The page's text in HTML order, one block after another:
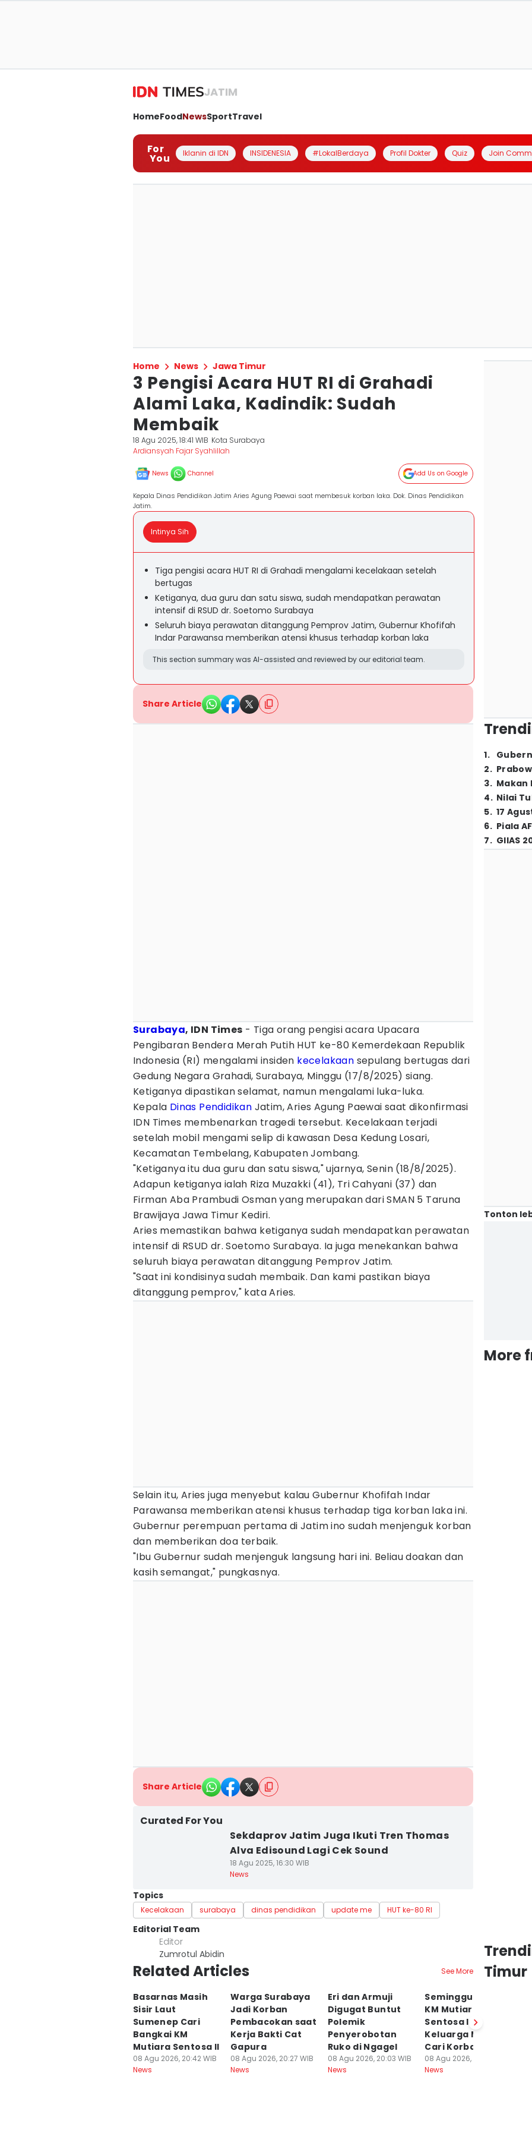
JATIM
HomeFoodNewsSportTravel
For
You Iklanin di IDN INSIDENESIA #LokalBerdaya Profil Dokter Quiz Join
Home News Jawa Timur
3 Pengisi Acara HUT RI di Grahadi
Alami Laka, Kadindik: Sudah
Membaik
18 Agu 2025, 18:41 WIB Kota Surabaya
Ardiansyah Fajar Syahlillah
News Channel Add Us on Google
Kepala Dinas Pendidikan Jatim Aries Agung Paewai saat membesuk korban laka. Dok. Dinas Pendidikan
Jatim.
Intinya Sih
Tiga pengisi acara HUT RI di Grahadi mengalami kecelakaan setelah
bertugas
Ketiganya, dua guru dan satu siswa, sudah mendapatkan perawatan
intensif di RSUD dr. Soetomo Surabaya
Seluruh biaya perawatan ditanggung Pemprov Jatim, Gubernur Khofifah
Indar Parawansa memberikan atensi khusus terhadap korban laka
This section summary was AI-assisted and reviewed by our editorial team.
Share Article
Surabaya, IDN Times - Tiga orang pengisi acara Upacara
Pengibaran Bendera Merah Putih HUT ke-80 Kemerdekaan Republik
Indonesia (RI) mengalami insiden kecelakaan sepulang bertugas dari
Gedung Negara Grahadi, Surabaya, Minggu (17/8/2025) siang.
Ketiganya dipastikan selamat, namun mengalami luka-luka.
Kepala Dinas Pendidikan Jatim, Aries Agung Paewai saat dikonfirmasi
IDN Times membenarkan tragedi tersebut. Kecelakaan terjadi
setelah mobil mengami selip di kawasan Desa Kedung Losari,
Kecamatan Tembelang, Kabupaten Jombang.
"Ketiganya itu dua guru dan satu siswa," ujarnya, Senin (18/8/2025).
Adapun ketiganya ialah Riza Muzakki (41), Tri Cahyani (37) dan
Firman Aba Prambudi Osman yang merupakan dari SMAN 5 Taruna
Brawijaya Jawa Timur Kediri.
Aries memastikan bahwa ketiganya sudah mendapatkan perawatan
intensif di RSUD dr. Soetomo Surabaya. Ia juga menekankan bahwa
seluruh biaya perawatan ditanggung Pemprov Jatim.
"Saat ini kondisinya sudah membaik. Dan kami pastikan biaya
ditanggung pemprov," kata Aries.
Selain itu, Aries juga menyebut kalau Gubernur Khofifah Indar
Parawansa memberikan atensi khusus terhadap tiga korban laka ini.
Gubernur perempuan pertama di Jatim ino sudah menjenguk korban
dan memberikan doa terbaik.
"Ibu Gubernur sudah menjenguk langsung hari ini. Beliau doakan dan
kasih semangat," pungkasnya.
Share Article
Curated For You
Sekdaprov Jatim Juga Ikuti Tren Thomas
Alva Edisound Lagi Cek Sound
18 Agu 2025, 16:30 WIB
News
Topics
Kecelakaan surabaya dinas pendidikan update me HUT ke-80 RI
Editorial Team
Editor
Zumrotul Abidin
Related Articles See More
Basarnas Masih
Sisir Laut
Sumenep Cari
Bangkai KM
Mutiara Sentosa II
08 Agu 2026, 20:42 WIB
News
Warga Surabaya
Jadi Korban
Pembacokan saat
Kerja Bakti Cat
Gapura
08 Agu 2026, 20:27 WIB
News
Eri dan Armuji
Digugat Buntut
Polemik
Penyerobotan
Ruko di Ngagel
08 Agu 2026, 20:03 WIB
News
Seminggu Insiden
KM Mutiara
Sentosa II,
Keluarga Masih
Cari Korban
08 Agu 2026, 17:00 WIB
News
1.
2.
3. Makan
4. Nilai
5. 17
6. Piala
7. GIIAS
Tonton
More
Timur